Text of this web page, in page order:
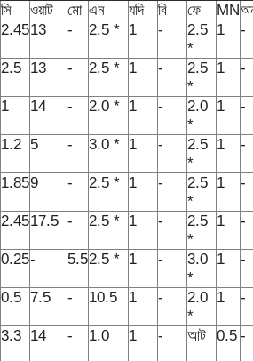
সি ওয়াট মো এন যদি বি ফে MN
2.4513 - 2.5 * 1 -
2.5
*
1 -
2.5 13 - 2.5 * 1 -
2.5
*
1 -
1 14 - 2.0 * 1 -
2.0
*
1 -
1.2 5 - 3.0 * 1 -
2.5
*
1 -
1.859 - 2.5 * 1 -
2.5
*
1 -
2.4517.5 - 2.5 * 1 -
2.5
*
1 -
0.25- 5.52.5 * 1 -
3.0
*
1 -
0.5 7.5 - 10.5 1 -
2.0
*
1 -
3.3 14 - 1.0 1 - আট 0.5 -